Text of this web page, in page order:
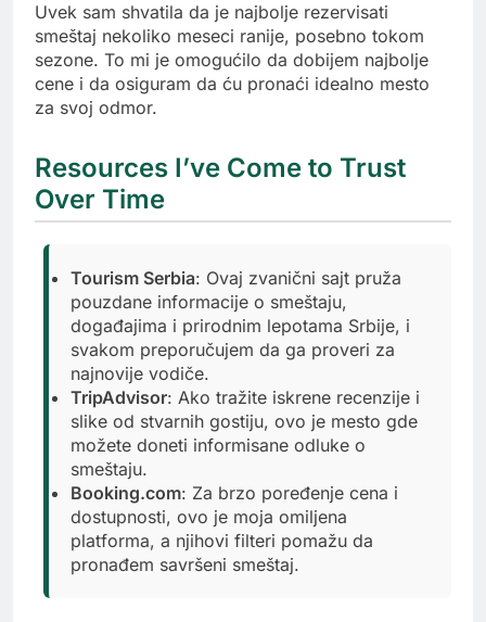
Uvek sam shvatila da je najbolje rezervisati
smeštaj nekoliko meseci ranije, posebno tokom
sezone. To mi je omogućilo da dobijem najbolje
cene i da osiguram da ću pronaći idealno mesto
za svoj odmor.
Resources I’ve Come to Trust
Over Time
Tourism Serbia: Ovaj zvanični sajt pruža
pouzdane informacije o smeštaju,
događajima i prirodnim lepotama Srbije, i
svakom preporučujem da ga proveri za
najnovije vodiče.
TripAdvisor: Ako tražite iskrene recenzije i
slike od stvarnih gostiju, ovo je mesto gde
možete doneti informisane odluke o
smeštaju.
Booking.com: Za brzo poređenje cena i
dostupnosti, ovo je moja omiljena
platforma, a njihovi filteri pomažu da
pronađem savršeni smeštaj.